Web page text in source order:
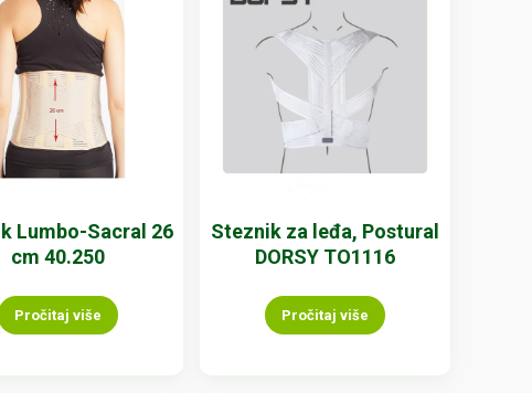
Lumbo-Sacral 26
cm 40.250
Pročitaj više
Steznik za leđa, Postural
DORSY TO1116
Pročitaj više